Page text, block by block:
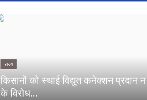
राज्य
किसानों को स्थाई विद्युत कनेक्शन प्रदान
के विरोध...